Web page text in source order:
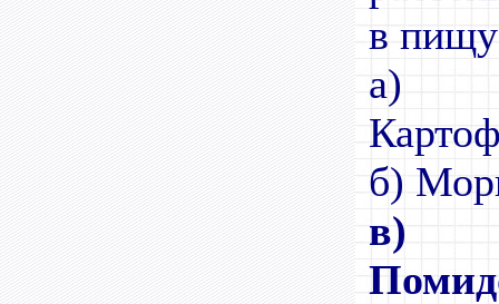
в
а)
б)
в)